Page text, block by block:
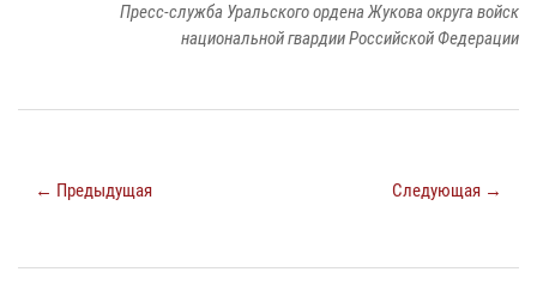
Пресс-служба Уральского ордена Жукова округа войск
национальной гвардии Российской Федерации
← Предыдущая Следующая →